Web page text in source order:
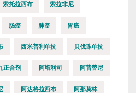
索托拉西布 索拉非尼
肠癌 肺癌 胃癌
西米普利单抗 贝伐珠单抗
正合剂 阿培利司 阿昔替尼
阿达格拉西布 阿那莫林